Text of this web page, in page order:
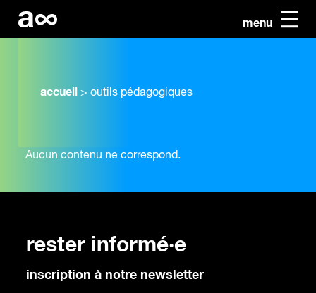
menu
accueil > outils pédagogiques
Aucun contenu ne correspond.
rester informé·e
inscription à notre newsletter